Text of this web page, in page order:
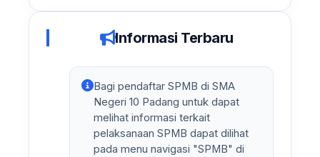
Informasi Terbaru
Bagi pendaftar SPMB di SMA
Negeri 10 Padang untuk dapat
melihat informasi terkait
pelaksanaan SPMB dapat dilihat
pada menu navigasi "SPMB" di